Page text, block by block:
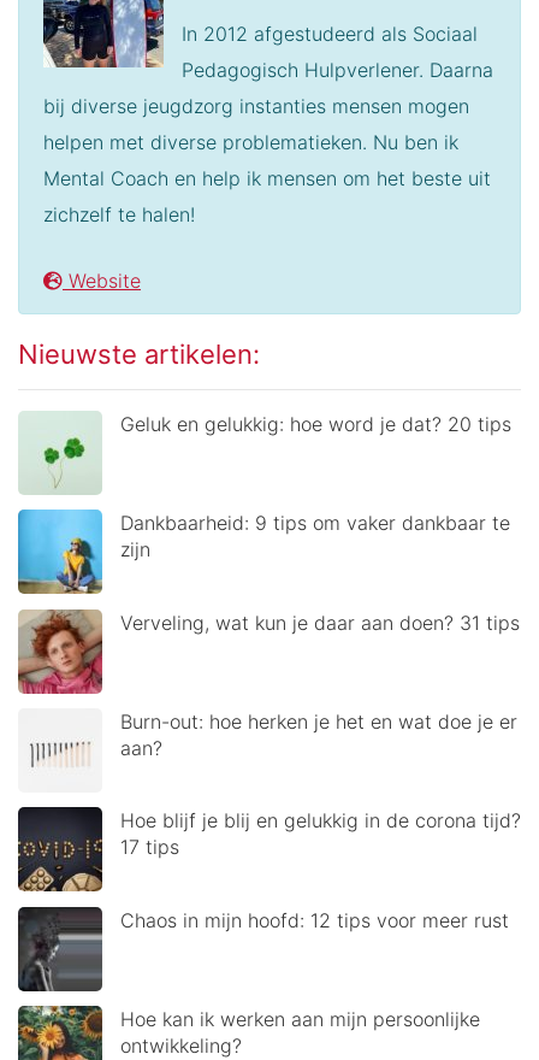
In 2012 afgestudeerd als Sociaal
Pedagogisch Hulpverlener. Daarna
bij diverse jeugdzorg instanties mensen mogen
helpen met diverse problematieken. Nu ben ik
Mental Coach en help ik mensen om het beste uit
zichzelf te halen!
Website
Nieuwste artikelen:
Geluk en gelukkig: hoe word je dat? 20 tips
Dankbaarheid: 9 tips om vaker dankbaar te
zijn
Verveling, wat kun je daar aan doen? 31 tips
Burn-out: hoe herken je het en wat doe je er
aan?
Hoe blijf je blij en gelukkig in de corona tijd?
17 tips
Chaos in mijn hoofd: 12 tips voor meer rust
Hoe kan ik werken aan mijn persoonlijke
ontwikkeling?